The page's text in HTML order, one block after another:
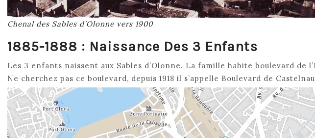
Chenal des Sables d’Olonne vers 1900
1885-1888 : Naissance Des 3 Enfants
Les 3 enfants naissent aux Sables d’Olonne. La famille habite boulevard de
Ne cherchez pas ce boulevard, depuis 1918 il s’appelle Boulevard de